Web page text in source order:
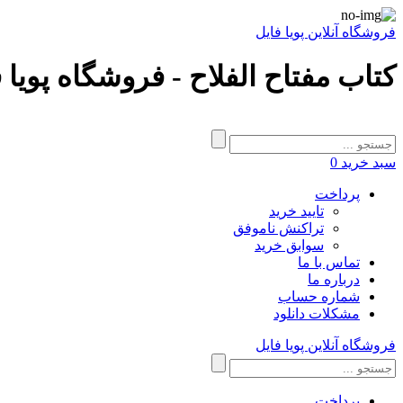
فروشگاه آنلاین پویا فایل
کتاب مفتاح الفلاح - فروشگاه پویا
سبد خرید 0
پرداخت
تایید خرید
تراکنش ناموفق
سوابق خرید
تماس با ما
درباره ما
شماره حساب
مشکلات دانلود
فروشگاه آنلاین پویا فایل